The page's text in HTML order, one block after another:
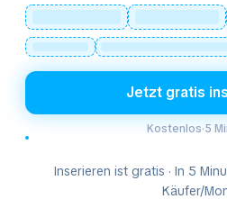
Jetzt gratis
Kostenlos·5
Inserieren ist gratis · In 5
Käufer/